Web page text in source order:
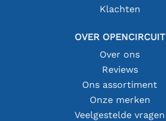
Klachten
OVER OPENCIRCUIT
Over ons
Reviews
Ons assortiment
Onze merken
Veelgestelde vragen